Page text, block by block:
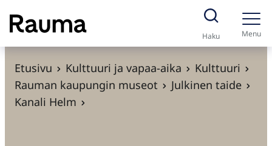
S
i
Haku Menu
Etusivu Kulttuuri ja vapaa-aika
Kulttuuri
Rauman kaupungin museot
Julkinen taide
Kanali Helm